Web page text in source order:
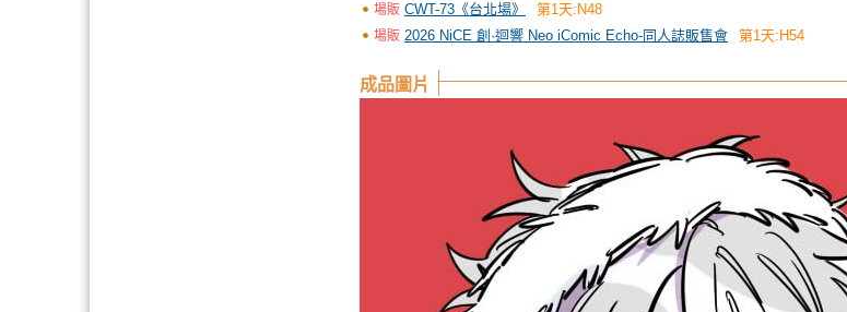
場販 CWT-73《台北場》 第1天:N48
場販 2026 NiCE 創·迴響 Neo iComic Echo-同人誌販售會 第1天:H54
成品圖片